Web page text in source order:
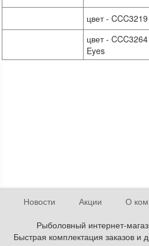
цвет -
цвет -
Eyes
Новости Акции О
Рыболовный интернет-
Быстрая комплектация заказов и